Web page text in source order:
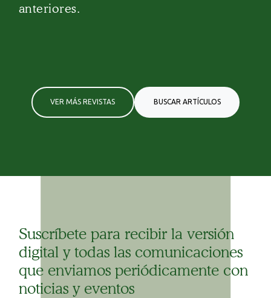
anteriores.
VER MÁS REVISTAS BUSCAR ARTÍCULOS
Suscríbete para recibir la versión
digital y todas las comunicaciones
que enviamos periódicamente con
noticias y eventos